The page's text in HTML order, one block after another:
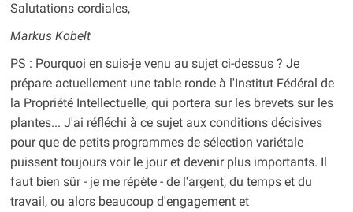
Salutations cordiales,
Markus Kobelt
PS : Pourquoi en suis-je venu au sujet ci-dessus ? Je
prépare actuellement une table ronde à l'Institut Fédéral de
la Propriété Intellectuelle, qui portera sur les brevets sur les
plantes... J'ai réfléchi à ce sujet aux conditions décisives
pour que de petits programmes de sélection variétale
puissent toujours voir le jour et devenir plus importants. Il
faut bien sûr - je me répète - de l'argent, du temps et du
travail, ou alors beaucoup d'engagement et